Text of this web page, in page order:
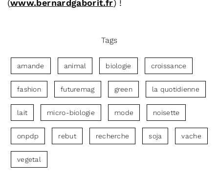
(www.bernardgaborit.fr) !
Tags
amande animal biologie croissance
fashion futuremag green la quotidienne
lait micro-biologie mode noisette
onpdp rebut recherche soja vache
vegetal